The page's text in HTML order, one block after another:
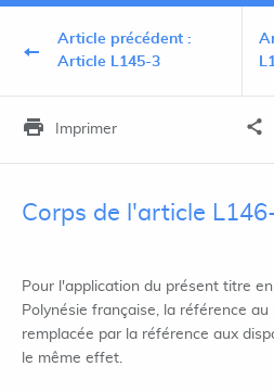
Article précédent :
Article L145-3
Imprimer
Corps de l'article
Pour l'application du présent titre
Polynésie française, la référence
remplacée par la référence aux
le même effet.